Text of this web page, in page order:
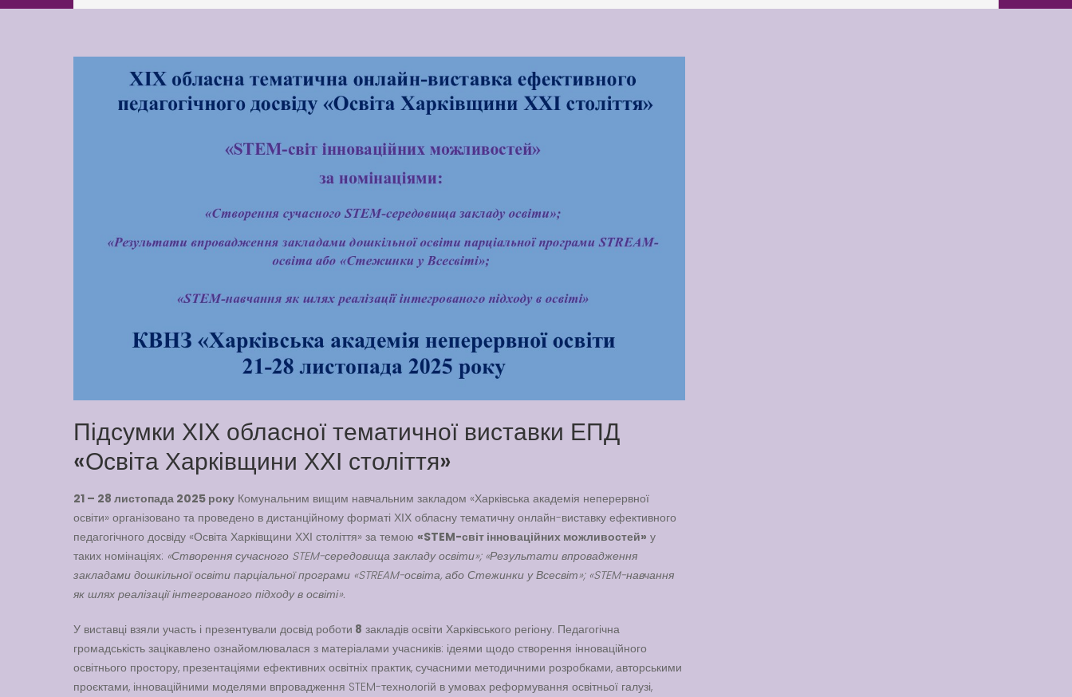
Latter match class
Підсумки ХІХ обласної тематичної виставки ЕПД
«Освіта Харківщини ХХІ століття»
21 – 28 листопада 2025 року Комунальним вищим навчальним закладом «Харківська академія неперервної
освіти» організовано та проведено в дистанційному форматі ХІХ обласну тематичну онлайн-виставку ефективного
педагогічного досвіду «Освіта Харківщини ХХІ століття» за темою «STEM-світ інноваційних можливостей» у
таких номінаціях: «Створення сучасного STEM-середовища закладу освіти»; «Результати впровадження
закладами дошкільної освіти парціальної програми «STREAM-освіта, або Стежинки у Всесвіт»; «STEM-навчання
як шлях реалізації інтегрованого підходу в освіті».
У виставці взяли участь і презентували досвід роботи 8 закладів освіти Харківського регіону. Педагогічна
громадськість зацікавлено ознайомлювалася з матеріалами учасників: ідеями щодо створення інноваційного
освітнього простору, презентаціями ефективних освітніх практик, сучасними методичними розробками, авторськими
проєктами, інноваційними моделями впровадження STEM-технологій в умовах реформування освітньої галузі,